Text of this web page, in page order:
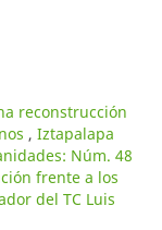
reconstrucción
, Iztapalapa
Núm. 48
frente a los
del TC Luis